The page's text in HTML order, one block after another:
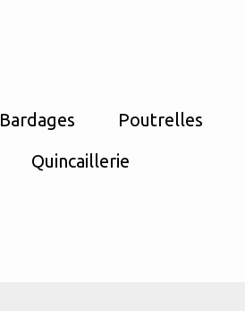
Bardages Poutrelles
Quincaillerie